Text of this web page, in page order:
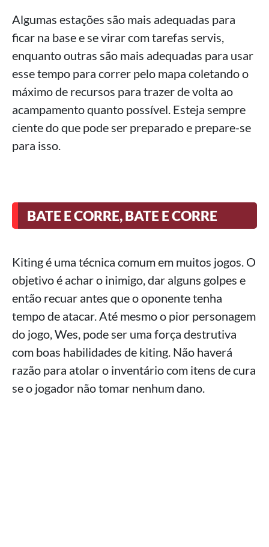
Algumas estações são mais adequadas para
ficar na base e se virar com tarefas servis,
enquanto outras são mais adequadas para usar
esse tempo para correr pelo mapa coletando o
máximo de recursos para trazer de volta ao
acampamento quanto possível. Esteja sempre
ciente do que pode ser preparado e prepare-se
para isso.
BATE E CORRE, BATE E CORRE
Kiting é uma técnica comum em muitos jogos. O
objetivo é achar o inimigo, dar alguns golpes e
então recuar antes que o oponente tenha
tempo de atacar. Até mesmo o pior personagem
do jogo, Wes, pode ser uma força destrutiva
com boas habilidades de kiting. Não haverá
razão para atolar o inventário com itens de cura
se o jogador não tomar nenhum dano.